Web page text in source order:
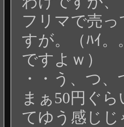
フリマで売
すが。（ﾊｲ。
ですよｗ）
・・う、つ
まぁ50円ぐ
てゆう感じ